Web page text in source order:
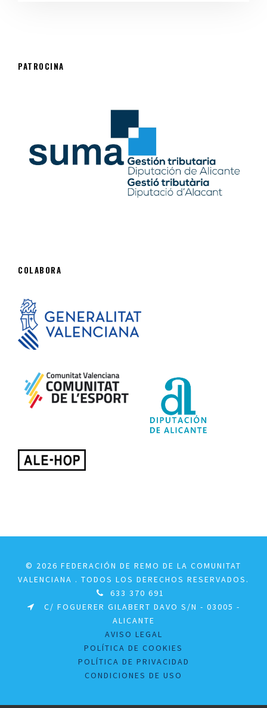
PATROCINA
COLABORA
© 2026 FEDERACIÓN DE REMO DE LA COMUNITAT
VALENCIANA . TODOS LOS DERECHOS RESERVADOS.
633 370 691
C/ FOGUERER GILABERT DAVO S/N - 03005 -
ALICANTE
AVISO LEGAL
POLÍTICA DE COOKIES
POLÍTICA DE PRIVACIDAD
CONDICIONES DE USO